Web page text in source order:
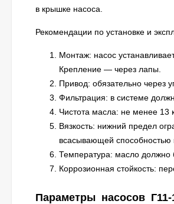
в крышке насоса.
Рекомендации по установке и
Монтаж: насос
Крепление — через лапы.
Привод: обязательно через
Фильтрация: в системе
Чистота масла: не менее 13
Вязкость: нижний предел
всасывающей способностью
Температура: масло должно
Коррозионная стойкость:
Параметры насосов Г11-